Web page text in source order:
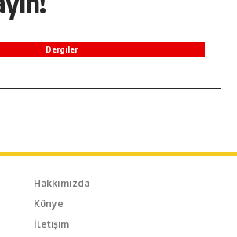
Dergiler
Hakkımızda
Künye
İletişim